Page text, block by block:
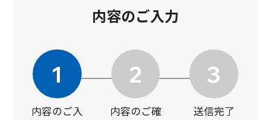
内容のご入力
1
内容のご入
2
内容のご確
3
送信完了